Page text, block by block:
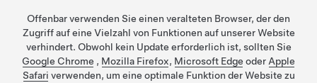
Offenbar verwenden Sie einen veralteten Browser, der den
Zugriff auf eine Vielzahl von Funktionen auf unserer Website
verhindert. Obwohl kein Update erforderlich ist, sollten Sie
Google Chrome , Mozilla Firefox, Microsoft Edge oder Apple
Safari verwenden, um eine optimale Funktion der Website zu